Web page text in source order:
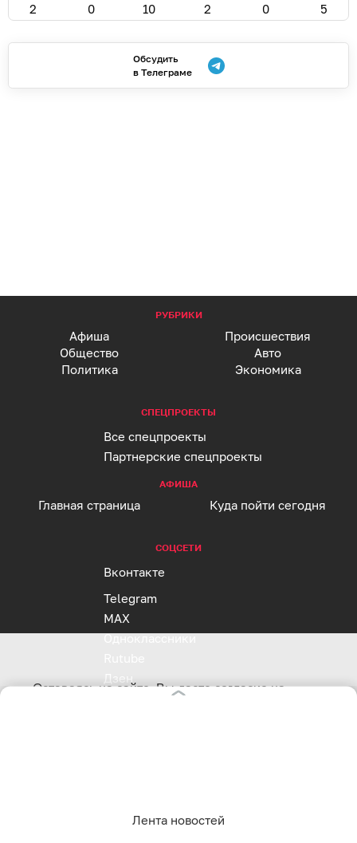
Оставаясь на сайте, Вы даете согласие на
Лента новостей
2 0 10 2 0 5
Обсудить
в Телеграме
РУБРИКИ
Афиша
Происшествия
Общество
Авто
Политика
Экономика
СПЕЦПРОЕКТЫ
Все спецпроекты
Партнерские спецпроекты
АФИША
Главная страница Куда пойти сегодня
СОЦСЕТИ
Вконтакте
Telegram
MAX
Одноклассники
Дзен
Адрес редакции и учредителя: г. Калининград, ул. Рокоссовского, 16/18, пом. I, оф. 2